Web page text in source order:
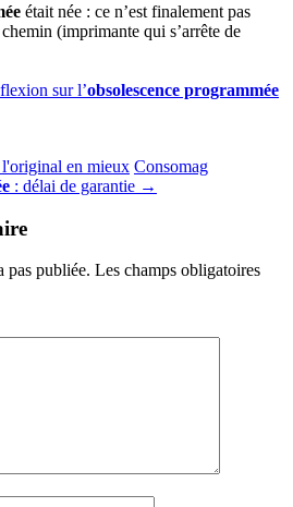
était née : ce n’est finalement pas
(imprimante qui s’arrête de
sur l’obsolescence programmée
en mieux Consomag
: délai de garantie →
pas publiée. Les champs obligatoires